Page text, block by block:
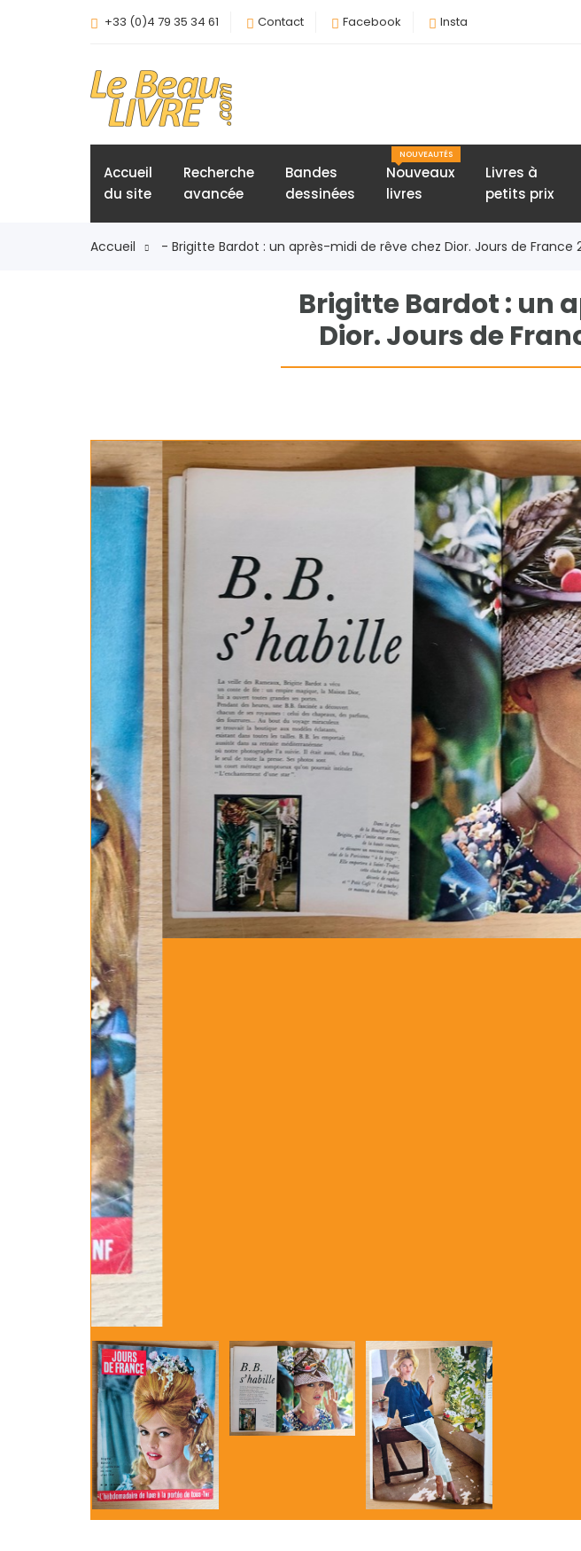
+33 (0)4 79 35 34 61 Contact Facebook Insta
Accueil
du site
Recherche
avancée
Bandes
dessinées
Nouveaux
livres
NOUVEAUTÉS
Livres à
petits prix
Accueil - Brigitte Bardot : un après-midi de rêve chez Dior. Jours de France
Brigitte Bardot : un
Dior. Jours de